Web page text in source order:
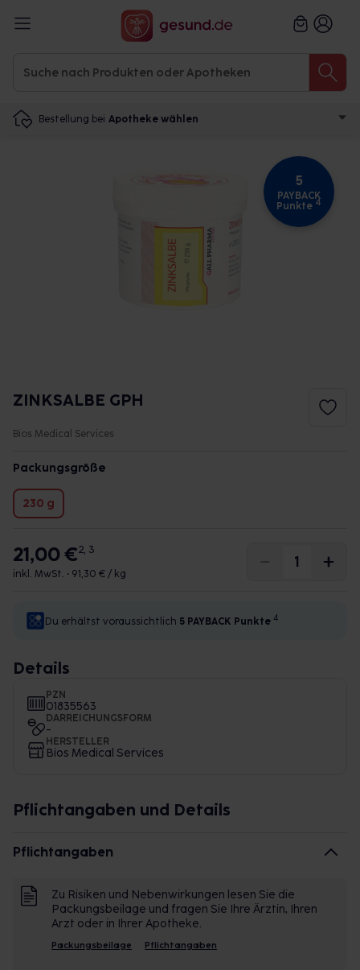
Bestellung bei Apotheke wählen
5
PAYBACK
Punkte 4
ZINKSALBE GPH
Bios Medical Services
Packungsgröße
230 g
21,00 €2, 3
inkl. MwSt. • 91,30 € / kg
Du erhältst voraussichtlich 5 PAYBACK Punkte 4
Details
PZN
01835563
DARREICHUNGSFORM
-
HERSTELLER
Bios Medical Services
Pflichtangaben und Details
Pflichtangaben
Zu Risiken und Nebenwirkungen lesen Sie die
Packungsbeilage und fragen Sie Ihre Ärztin, Ihren
Arzt oder in Ihrer Apotheke.
Packungsbeilage Pflichtangaben